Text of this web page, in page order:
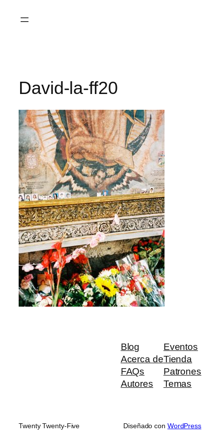
David-la-ff20
Blog
Acerca de
FAQs
Autores
Eventos
Tienda
Patrones
Temas
Twenty Twenty-Five Diseñado con WordPress